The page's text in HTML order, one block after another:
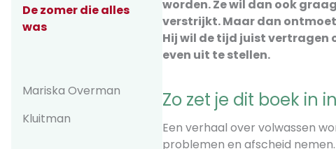
De zomer die alles
was
Mariska Overman
Kluitman
worden. Ze wil dan ook
verstrijkt. Maar dan ontmoet
Hij wil de tijd juist vertragen
even uit te stellen.
Zo zet je dit boek in
Een verhaal over volwassen
problemen en afscheid